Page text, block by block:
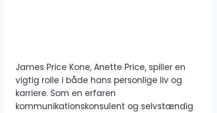
James Price Kone, Anette Price, spiller en
vigtig rolle i både hans personlige liv og
karriere. Som en erfaren
kommunikationskonsulent og selvstændig